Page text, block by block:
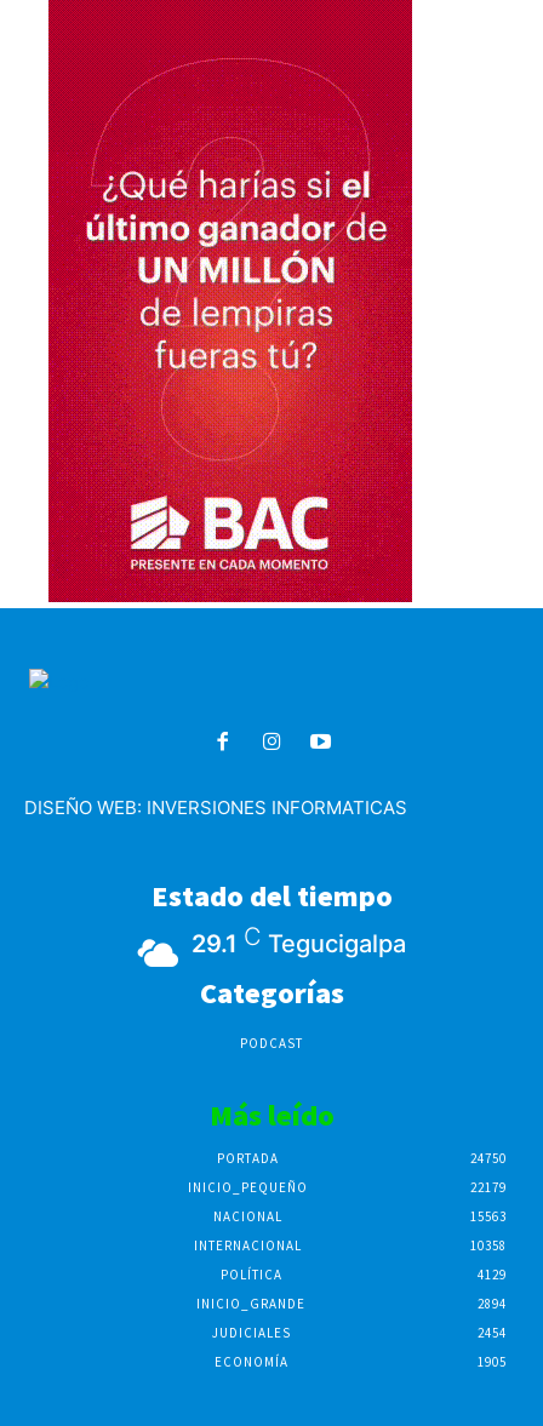
DISEÑO WEB: INVERSIONES INFORMATICAS
Estado del tiempo
29.1 C Tegucigalpa
Categorías
PODCAST
Más leído
PORTADA
24750
INICIO_PEQUEÑO
22179
NACIONAL
15563
INTERNACIONAL
10358
POLÍTICA
4129
INICIO_GRANDE
2894
JUDICIALES
2454
ECONOMÍA
1905